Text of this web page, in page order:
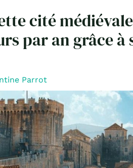
cité
par an grâce à
Parrot